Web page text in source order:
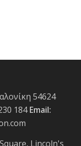
54624
184Email:
Lincoln's